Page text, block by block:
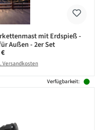
mit Erdspieß -
Außen - 2er Set
Preis:
Versandkosten
Verfügbarkeit: